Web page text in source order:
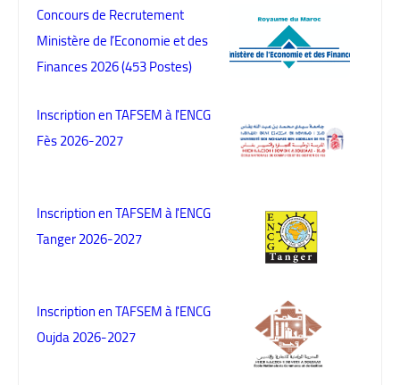
Concours de Recrutement
Ministère de l’Economie et des
Finances 2026 (453 Postes)
Inscription en TAFSEM à l'ENCG
Fès 2026-2027
Inscription en TAFSEM à l'ENCG
Tanger 2026-2027
Inscription en TAFSEM à l'ENCG
Oujda 2026-2027